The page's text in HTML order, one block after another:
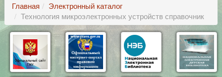
Главная
Электронный каталог
Технология микроэлектронных устройств справочник